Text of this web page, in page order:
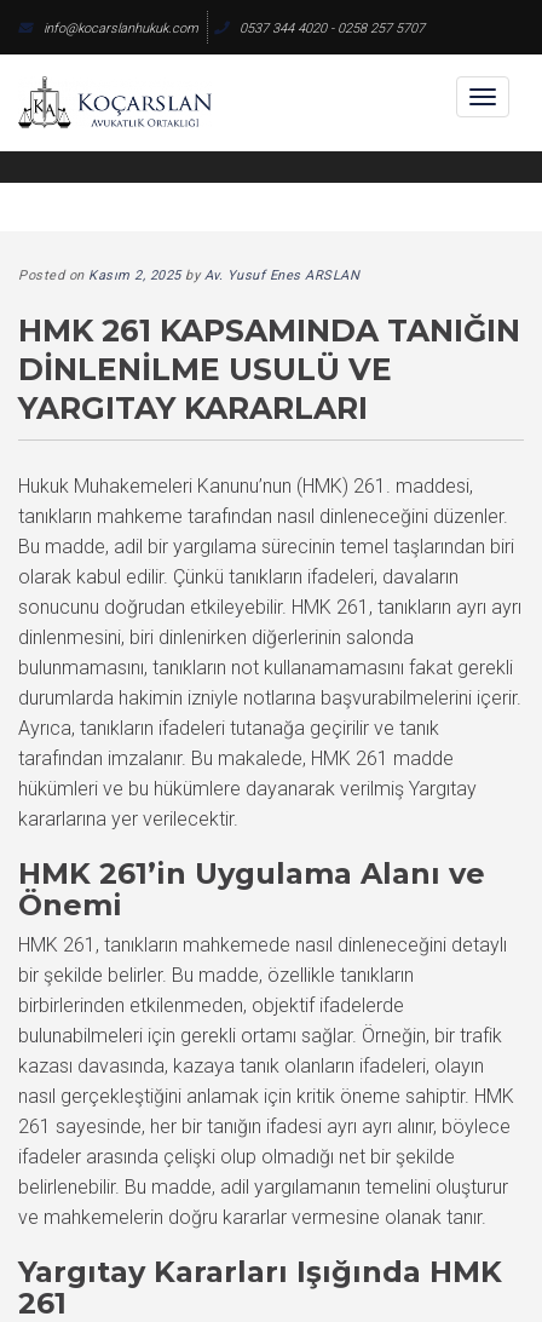
content
info@kocarslanhukuk.com 0537 344 4020 - 0258 257 5707
Posted on Kasım 2, 2025byAv. Yusuf Enes ARSLAN
HMK 261 KAPSAMINDA TANIĞIN
DINLENILME USULÜ VE
YARGITAY KARARLARI
Hukuk Muhakemeleri Kanunu’nun (HMK) 261. maddesi,
tanıkların mahkeme tarafından nasıl dinleneceğini düzenler.
Bu madde, adil bir yargılama sürecinin temel taşlarından biri
olarak kabul edilir. Çünkü tanıkların ifadeleri, davaların
sonucunu doğrudan etkileyebilir. HMK 261, tanıkların ayrı ayrı
dinlenmesini, biri dinlenirken diğerlerinin salonda
bulunmamasını, tanıkların not kullanamamasını fakat gerekli
durumlarda hakimin izniyle notlarına başvurabilmelerini içerir.
Ayrıca, tanıkların ifadeleri tutanağa geçirilir ve tanık
tarafından imzalanır. Bu makalede, HMK 261 madde
hükümleri ve bu hükümlere dayanarak verilmiş Yargıtay
kararlarına yer verilecektir.
HMK 261’in Uygulama Alanı ve
Önemi
HMK 261, tanıkların mahkemede nasıl dinleneceğini detaylı
bir şekilde belirler. Bu madde, özellikle tanıkların
birbirlerinden etkilenmeden, objektif ifadelerde
bulunabilmeleri için gerekli ortamı sağlar. Örneğin, bir trafik
kazası davasında, kazaya tanık olanların ifadeleri, olayın
nasıl gerçekleştiğini anlamak için kritik öneme sahiptir. HMK
261 sayesinde, her bir tanığın ifadesi ayrı ayrı alınır, böylece
ifadeler arasında çelişki olup olmadığı net bir şekilde
belirlenebilir. Bu madde, adil yargılamanın temelini oluşturur
ve mahkemelerin doğru kararlar vermesine olanak tanır.
Yargıtay Kararları Işığında HMK
261